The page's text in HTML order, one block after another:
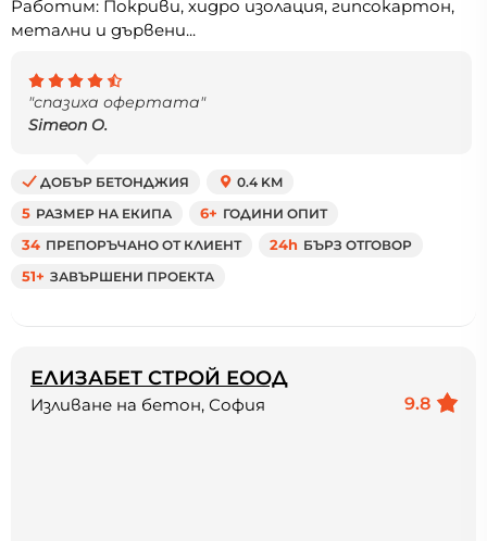
Работим: Покриви, хидро изолация, гипсокартон,
метални и дървени...
"спазиха офертата"
Simeon O.
ДОБЪР БЕТОНДЖИЯ
0.4 KM
5 РАЗМЕР НА ЕКИПА 6+ ГОДИНИ ОПИТ
34 ПРЕПОРЪЧАНО ОТ КЛИЕНТ 24h БЪРЗ ОТГОВОР
51+ ЗАВЪРШЕНИ ПРОЕКТА
ЕЛИЗАБЕТ СТРОЙ ЕООД
9.8
Изливане на бетон, София